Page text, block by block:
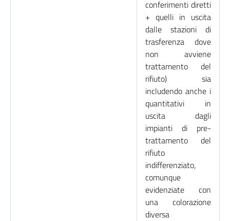
conferimenti diretti
+ quelli in uscita
dalle stazioni di
trasferenza dove
non avviene
trattamento del
rifiuto) sia
includendo anche i
quantitativi in
uscita dagli
impianti di pre-
trattamento del
rifiuto
indifferenziato,
comunque
evidenziate con
una colorazione
diversa